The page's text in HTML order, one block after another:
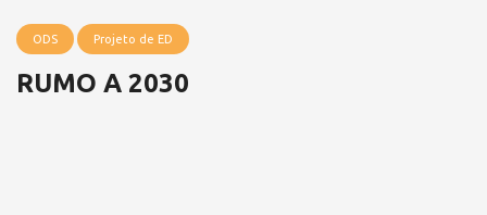
ODS Projeto de ED
RUMO A 2030